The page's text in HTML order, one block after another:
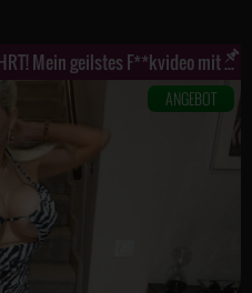
VON BLONDER SEXBOMBE VERFÜHRT! Mein geilstes F**kvideo mit meinen neuen Hammertitten !!!
ANGEBOT